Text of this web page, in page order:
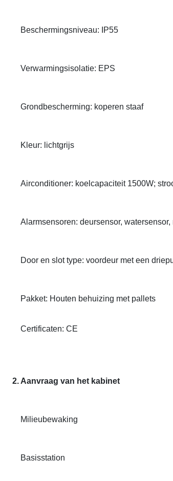
Beschermingsniveau: IP55
Verwarmingsisolatie: EPS
Grondbescherming: koperen staaf
Kleur: lichtgrijs
Airconditioner: koelcapaciteit 1500W;
Alarmsensoren: deursensor,
Door en slot type: voordeur met een
Pakket: Houten behuizing met pallets
Certificaten: CE
2. Aanvraag van het kabinet
Milieubewaking
Basisstation